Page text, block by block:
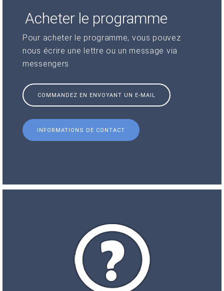
Acheter le programme
Pour acheter le programme, vous pouvez
nous écrire une lettre ou un message via
messengers
COMMANDEZ EN ENVOYANT UN E-MAIL
INFORMATIONS DE CONTACT